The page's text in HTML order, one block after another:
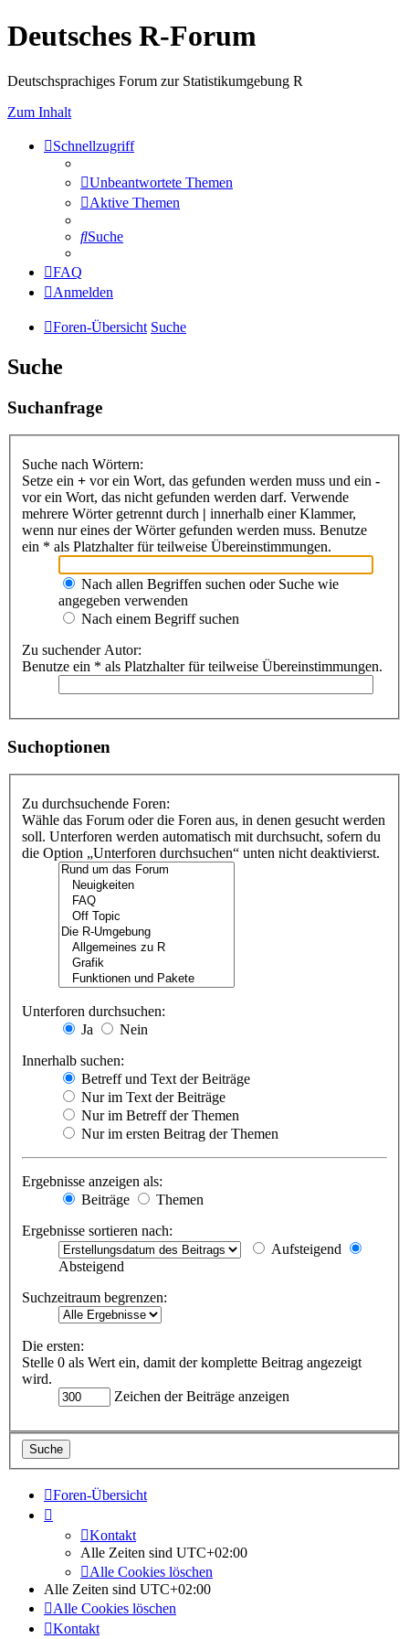
Deutsches R-Forum
Deutschsprachiges Forum zur Statistikumgebung R
Zum Inhalt
Schnellzugriff
Unbeantwortete Themen
Aktive Themen
Suche
FAQ
Anmelden
Foren-Übersicht Suche
Suche
Suchanfrage
Suche nach Wörtern:
Setze ein + vor ein Wort, das gefunden werden muss und ein -
vor ein Wort, das nicht gefunden werden darf. Verwende
mehrere Wörter getrennt durch | innerhalb einer Klammer,
wenn nur eines der Wörter gefunden werden muss. Benutze
ein * als Platzhalter für teilweise Übereinstimmungen.
Nach allen Begriffen suchen oder Suche wie
angegeben verwenden
Nach einem Begriff suchen
Zu suchender Autor:
Benutze ein * als Platzhalter für teilweise Übereinstimmungen.
Suchoptionen
Zu durchsuchende Foren:
Wähle das Forum oder die Foren aus, in denen gesucht werden
soll. Unterforen werden automatisch mit durchsucht, sofern du
die Option „Unterforen durchsuchen“ unten nicht deaktivierst.
Unterforen durchsuchen:
Ja
Nein
Innerhalb suchen:
Betreff und Text der Beiträge
Nur im Text der Beiträge
Nur im Betreff der Themen
Nur im ersten Beitrag der Themen
Ergebnisse anzeigen als:
Beiträge
Themen
Ergebnisse sortieren nach:
Aufsteigend
Absteigend
Suchzeitraum begrenzen:
Die ersten:
Stelle 0 als Wert ein, damit der komplette Beitrag angezeigt
wird.
Zeichen der Beiträge anzeigen
Foren-Übersicht
Kontakt
Alle Zeiten sind UTC+02:00
Alle Cookies löschen
Alle Zeiten sind UTC+02:00
Alle Cookies löschen
Kontakt